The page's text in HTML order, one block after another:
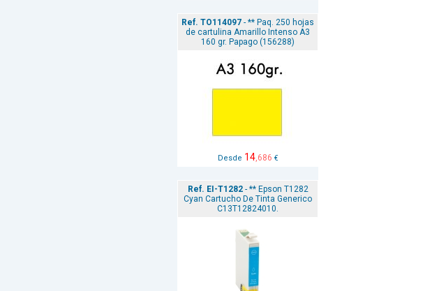
Ref. TO114097 - ** Paq. 250 hojas
de cartulina Amarillo Intenso A3
160 gr. Papago (156288)
Desde 14,686 €
Ref. EI-T1282- ** Epson T1282
Cyan Cartucho De Tinta Generico
C13T12824010.